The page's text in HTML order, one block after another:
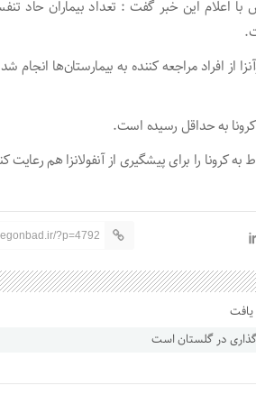
با اعلام این خبر گفت : تعداد بیماران حاد
به حداقل رسیده است.
کرونا را برای پیشگیری از آنفولانزا هم رعایت
?p=4792